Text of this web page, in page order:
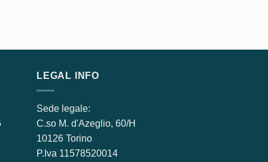
LEGAL INFO
Sede legale:
C.so M. d'Azeglio, 60/H
10126 Torino
P.Iva ​11578520014